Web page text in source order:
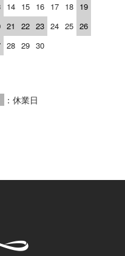
14 15 16 17 18 19
21 22 23 24 25 26
28 29 30
：休業日